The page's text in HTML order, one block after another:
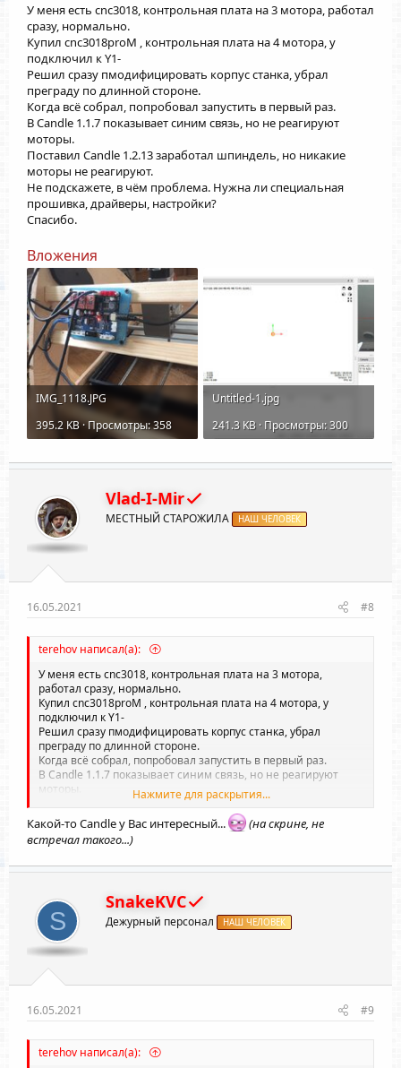
У меня есть cnc3018, контрольная плата на 3 мотора, работал
сразу, нормально.
Купил cnc3018proM , контрольная плата на 4 мотора, y
подключил к Y1-
Решил сразу пмодифицировать корпус станка, убрал
преграду по длинной стороне.
Когда всё собрал, попробовал запустить в первый раз.
В Candle 1.1.7 показывает синим связь, но не реагируют
моторы.
Поставил Candle 1.2.13 заработал шпиндель, но никакие
моторы не реагируют.
Не подскажете, в чём проблема. Нужна ли специальная
прошивка, драйверы, настройки?
Спасибо.
Вложения
IMG_1118.JPG
395.2 KB · Просмотры: 358
Untitled-1.jpg
241.3 KB · Просмотры: 300
Vlad-I-Mir
МЕСТНЫЙ СТАРОЖИЛА НАШ ЧЕЛОВЕК
16.05.2021 #8
terehov написал(а):
У меня есть cnc3018, контрольная плата на 3 мотора,
работал сразу, нормально.
Купил cnc3018proM , контрольная плата на 4 мотора, y
подключил к Y1-
Решил сразу пмодифицировать корпус станка, убрал
преграду по длинной стороне.
Когда всё собрал, попробовал запустить в первый раз.
В Candle 1.1.7 показывает синим связь, но не реагируют
моторы.
Поставил Candle 1.2.13 заработал шпиндель, но никакие
моторы не реагируют.
Не подскажете, в чём проблема. Нужна ли специальная
прошивка, драйверы, настройки?
Нажмите для раскрытия...
Какой-то Candle у Вас интересный...
(на скрине, не
встречал такого...)
S
SnakeKVC
Дежурный персонал НАШ ЧЕЛОВЕК
16.05.2021 #9
terehov написал(а):